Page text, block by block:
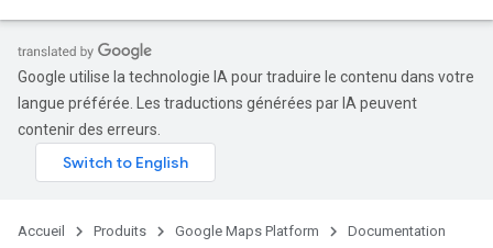
Google utilise la technologie IA pour traduire le contenu dans votre
langue préférée. Les traductions générées par IA peuvent
contenir des erreurs.
Accueil Produits Google Maps Platform
Documentation